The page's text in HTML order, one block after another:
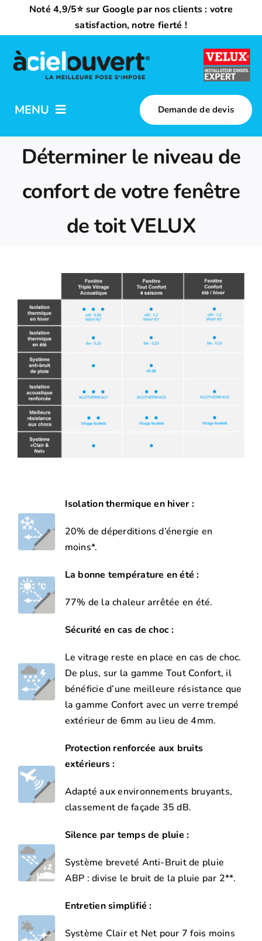
contenu
Noté 4,9/5⭐ sur Google par nos clients : votre
satisfaction, notre fierté !
MENU
Qui sommes-nous ?
Trouvez votre installateur
Demande de devis
Déterminer le niveau de
confort de votre fenêtre
de toit VELUX
Isolation thermique en hiver :
20% de déperditions d’énergie en
moins*.
La bonne température en été :
77% de la chaleur arrêtée en été.
Sécurité en cas de choc :
Le vitrage reste en place en cas de choc.
De plus, sur la gamme Tout Confort, il
bénéficie d’une meilleure résistance que
la gamme Confort avec un verre trempé
extérieur de 6mm au lieu de 4mm.
Protection renforcée aux bruits
extérieurs :
Adapté aux environnements bruyants,
classement de façade 35 dB.
Silence par temps de pluie :
Système breveté Anti-Bruit de pluie
ABP : divise le bruit de la pluie par 2**.
Entretien simplifié :
Système Clair et Net pour 7 fois moins